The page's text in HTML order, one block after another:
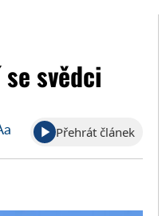
svědci
Přehrát článek